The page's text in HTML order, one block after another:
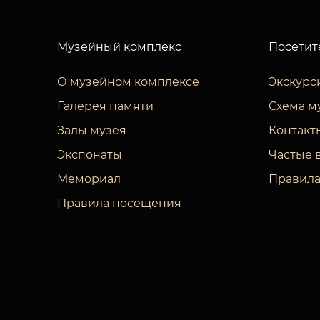
Музейный комплекс
О музейном комплексе
Галерея памяти
Залы музея
Экспонаты
Мемориал
Правила посещения
Схема
Частые